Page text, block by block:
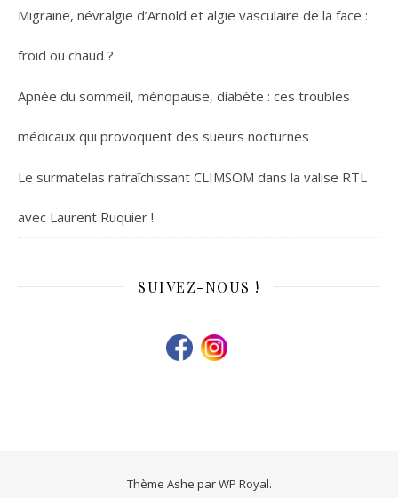
Migraine, névralgie d’Arnold et algie vasculaire de la face :
froid ou chaud ?
Apnée du sommeil, ménopause, diabète : ces troubles
médicaux qui provoquent des sueurs nocturnes
Le surmatelas rafraîchissant CLIMSOM dans la valise RTL
avec Laurent Ruquier !
SUIVEZ-NOUS !
Thème Ashe parWP Royal.